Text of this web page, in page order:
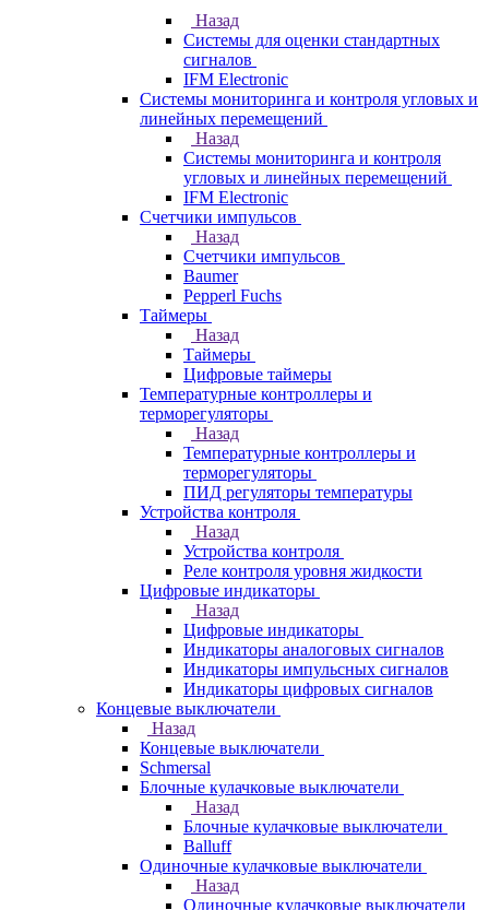
Назад
Системы для оценки стандартных
сигналов
IFM Electronic
Системы мониторинга и контроля угловых и
линейных перемещений
Назад
Системы мониторинга и контроля
угловых и линейных перемещений
IFM Electronic
Счетчики импульсов
Назад
Счетчики импульсов
Baumer
Pepperl Fuchs
Таймеры
Назад
Таймеры
Цифровые таймеры
Температурные контроллеры и
терморегуляторы
Назад
Температурные контроллеры и
терморегуляторы
ПИД регуляторы температуры
Устройства контроля
Назад
Устройства контроля
Реле контроля уровня жидкости
Цифровые индикаторы
Назад
Цифровые индикаторы
Индикаторы аналоговых сигналов
Индикаторы импульсных сигналов
Индикаторы цифровых сигналов
Концевые выключатели
Назад
Концевые выключатели
Schmersal
Блочные кулачковые выключатели
Назад
Блочные кулачковые выключатели
Balluff
Одиночные кулачковые выключатели
Назад
Одиночные кулачковые выключатели